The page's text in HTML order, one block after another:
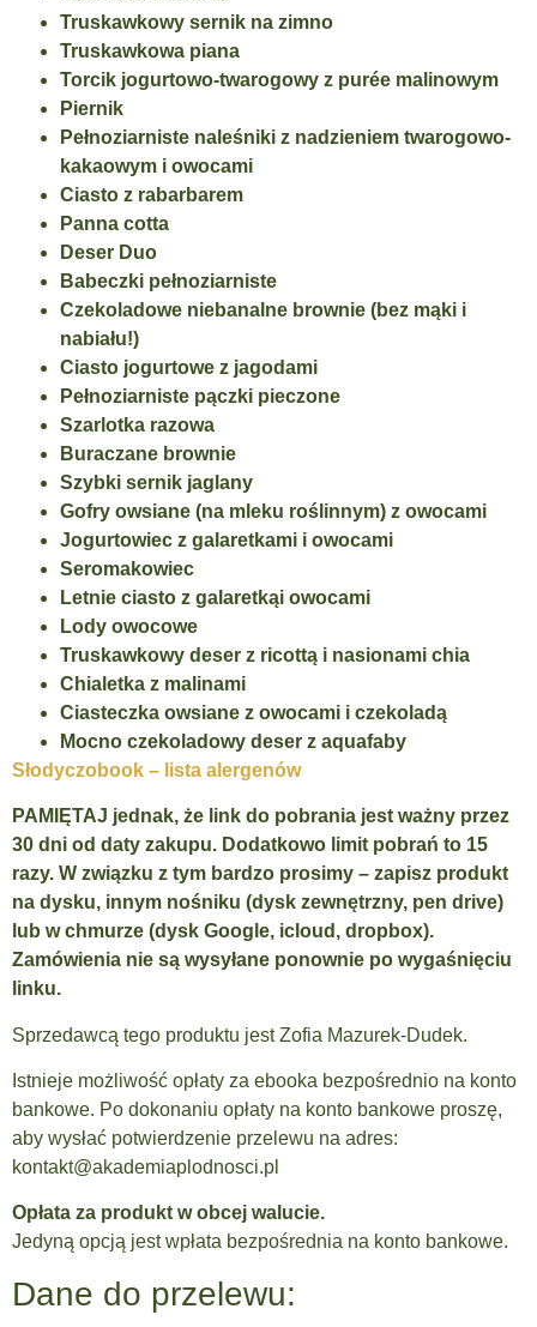
Truskawkowy sernik na zimno
Truskawkowa piana
Torcik jogurtowo-twarogowy z purée malinowym
Piernik
Pełnoziarniste naleśniki z nadzieniem twarogowo-
kakaowym i owocami
Ciasto z rabarbarem
Panna cotta
Deser Duo
Babeczki pełnoziarniste
Czekoladowe niebanalne brownie (bez mąki i
nabiału!)
Ciasto jogurtowe z jagodami
Pełnoziarniste pączki pieczone
Szarlotka razowa
Buraczane brownie
Szybki sernik jaglany
Gofry owsiane (na mleku roślinnym) z owocami
Jogurtowiec z galaretkami i owocami
Seromakowiec
Letnie ciasto z galaretkąi owocami
Lody owocowe
Truskawkowy deser z ricottą i nasionami chia
Chialetka z malinami
Ciasteczka owsiane z owocami i czekoladą
Mocno czekoladowy deser z aquafaby
Słodyczobook – l ista alergenów
PAMIĘTAJ jednak, że link do pobrania jest ważny przez
30 dni od daty zakupu. Dodatkowo limit pobrań to 15
razy. W związku z tym bardzo prosimy – zapisz produkt
na dysku, innym nośniku (dysk zewnętrzny, pen drive)
lub w chmurze (dysk Google, icloud, dropbox).
Zamówienia nie są wysyłane ponownie po wygaśnięciu
linku.
Sprzedawcą tego produktu jest Zofia Mazurek-Dudek.
Istnieje możliwość opłaty za ebooka bezpośrednio na konto
bankowe. Po dokonaniu opłaty na konto bankowe proszę,
aby wysłać potwierdzenie przelewu na adres:
kontakt@akademiaplodnosci.pl
Opłata za produkt w obcej walucie.
Jedyną opcją jest wpłata bezpośrednia na konto bankowe.
Dane do przelewu: